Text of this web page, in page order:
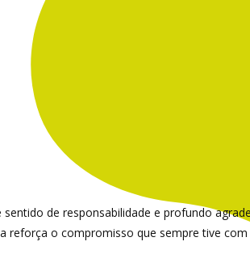
sentido de responsabilidade e profundo
reforça o compromisso que sempre tive